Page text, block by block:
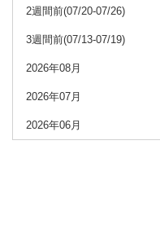
2週間前(07/20-07/26)
3週間前(07/13-07/19)
2026年08月
2026年07月
2026年06月